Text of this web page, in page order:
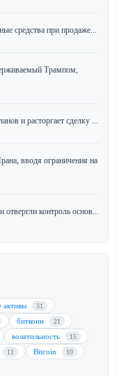
средства при продаже...
Трампом,
и расторгает сделку ...
вводя ограничения на
контроль основ...
активы 31
биткоин 21
волатильность 15
11 Bitcoin 10